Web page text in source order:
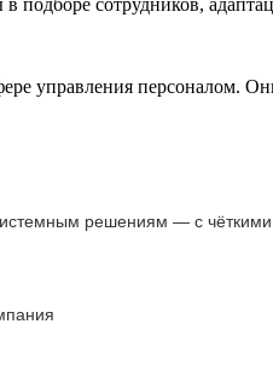
управления персоналом.
решениям — с